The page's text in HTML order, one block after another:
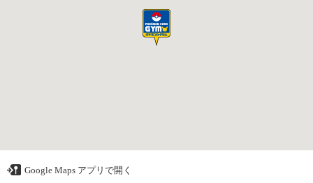
Google Maps アプリで開く